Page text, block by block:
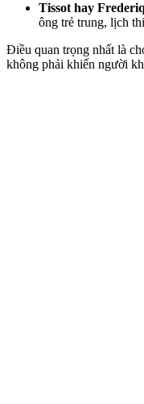
Tissot hay
ông trẻ trung, lịch
Điều quan trọng nhất là
không phải khiến người